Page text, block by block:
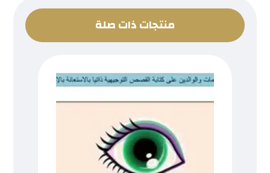
منتجات ذات صلة